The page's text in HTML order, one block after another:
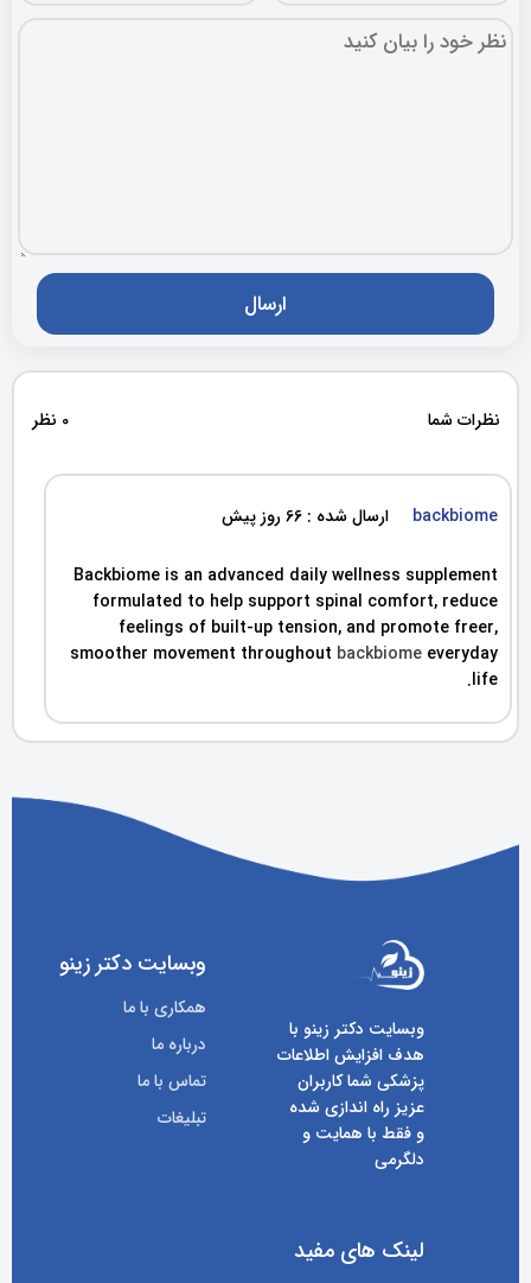
نظرات شما 0 نظر
backbiome ارسال شده : 66 روز پیش
Backbiome is an advanced daily wellness supplement
formulated to help support spinal comfort, reduce
feelings of built-up tension, and promote freer,
smoother movement throughout backbiome everyday
life.
وبسایت دکتر زینو با
هدف افزایش اطلاعات
پزشکی شما کاربران
عزیز راه اندازی شده
و فقط با همایت و
دلگرمی
وبسایت دکتر زینو
همکاری با ما
درباره ما
تماس با ما
تبلیغات
لینک های مفید